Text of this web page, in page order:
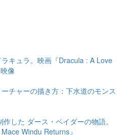
キュラ。映画『Dracula : A Love
像
チャーの描き方：下水道のモンス
した ダース・ベイダーの物語。
Windu Returns』